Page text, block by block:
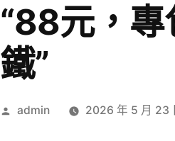
“88元，
鐵”
作
admin 2026 年 5 月 23